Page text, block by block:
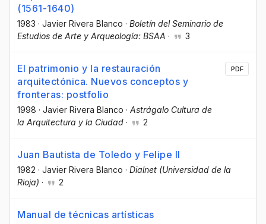
(1561-1640)
1983 · Javier Rivera Blanco · Boletín del Seminario de
Estudios de Arte y Arqueología: BSAA · 3
El patrimonio y la restauración
arquitectónica. Nuevos conceptos y
fronteras: postfolio
1998 · Javier Rivera Blanco · Astrágalo Cultura de
la Arquitectura y la Ciudad · 2
PDF
Juan Bautista de Toledo y Felipe II
1982 · Javier Rivera Blanco · Dialnet (Universidad de la
Rioja) · 2
Manual de técnicas artísticas